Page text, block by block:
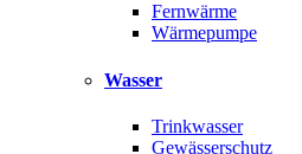
Fernwärme
Wärmepumpe
Wasser
Trinkwasser
Gewässerschutz